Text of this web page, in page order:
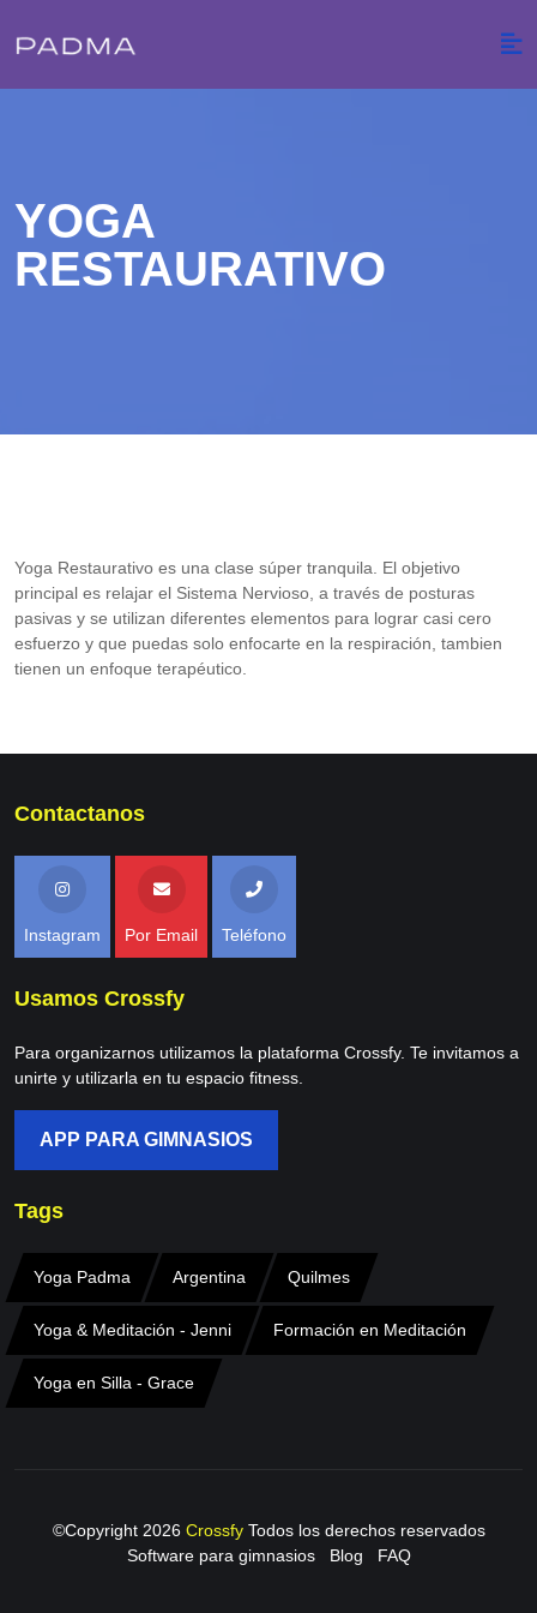
YOGA
RESTAURATIVO
Yoga Restaurativo es una clase súper tranquila. El objetivo
principal es relajar el Sistema Nervioso, a través de posturas
pasivas y se utilizan diferentes elementos para lograr casi cero
esfuerzo y que puedas solo enfocarte en la respiración, tambien
tienen un enfoque terapéutico.
Contactanos
Instagram Por Email Teléfono
Usamos Crossfy
Para organizarnos utilizamos la plataforma Crossfy. Te invitamos a
unirte y utilizarla en tu espacio fitness.
APP PARA GIMNASIOS
Tags
Yoga Padma Argentina Quilmes
Yoga & Meditación - Jenni Formación en Meditación
Yoga en Silla - Grace
©Copyright 2026 Crossfy Todos los derechos reservados
Software para gimnasios
Blog FAQ